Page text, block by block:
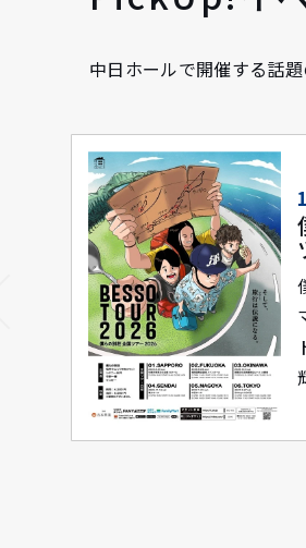
中日ホールで開催する話